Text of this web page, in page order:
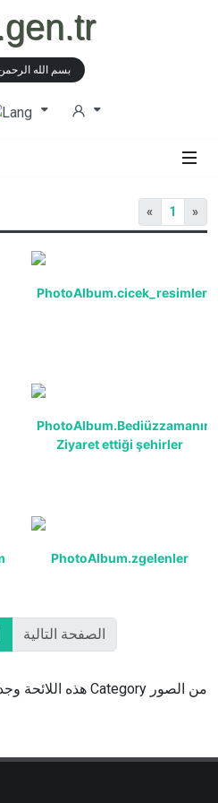
بسم الله
« 1 »
PhotoAlbum.cicek_resimleri
PhotoAlbum.Bediüzzamanın
Ziyaret ettiği şehirler
PhotoAlbum.zgelenler
الصفحة التالية
هذه اللائحة وجد 6 عدد Category من الصور